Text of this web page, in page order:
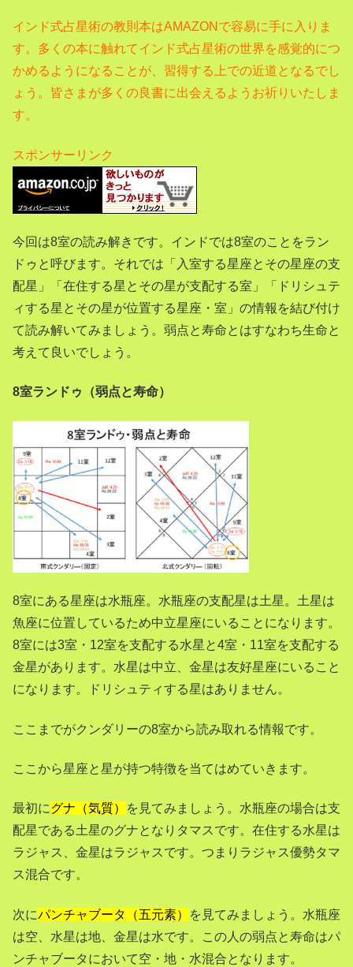
インド式占星術の教則本はAMAZONで容易に手に入りま
す。 多くの本に触れてインド式占星術の世界を感覚的につ
かめるようになることが、習得する上での近道となるでし
ょう。 皆さまが多くの良書に出会えるようお祈りいたしま
す。
スポンサーリンク
今回は8室の読み解きです。インドでは8室のことをラン
ドゥと呼びます。それでは「入室する星座とその星座の支
配星」「在住する星とその星が支配する室」「ドリシュテ
ィする星とその星が位置する星座・室」の情報を結び付け
て読み解いてみましょう。弱点と寿命とはすなわち生命と
考えて良いでしょう。
8室ランドゥ（弱点と寿命）
8室にある星座は水瓶座。水瓶座の支配星は土星。土星は
魚座に位置しているため中立星座にいることになります。
8室には3室・12室を支配する水星と4室・11室を支配する
金星があります。水星は中立、金星は友好星座にいること
になります。ドリシュティする星はありません。
ここまでがクンダリーの8室から読み取れる情報です。
ここから星座と星が持つ特徴を当てはめていきます。
最初にグナ（気質）
を見てみましょう。水瓶座の場合は支
配星である土星のグナとなりタマスです。在住する水星は
ラジャス、金星はラジャスです。つまりラジャス優勢タマ
ス混合です。
次にパンチャブータ（五元素）
を見てみましょう。水瓶座
は空、水星は地、金星は水です。この人の弱点と寿命はパ
ンチャブータにおいて空・地・水混合となります。